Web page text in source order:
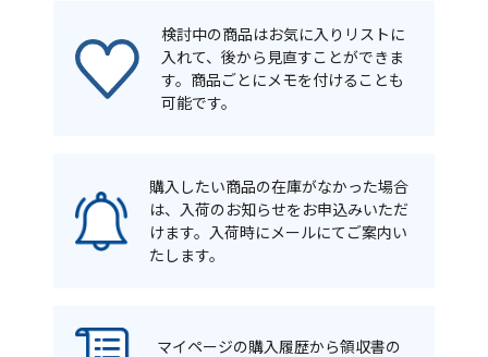
検討中の商品はお気に入りリストに
入れて、後から見直すことができま
す。商品ごとにメモを付けることも
可能です。
購入したい商品の在庫がなかった場合
は、入荷のお知らせをお申込みいただ
けます。入荷時にメールにてご案内い
たします。
マイページの購入履歴から領収書の